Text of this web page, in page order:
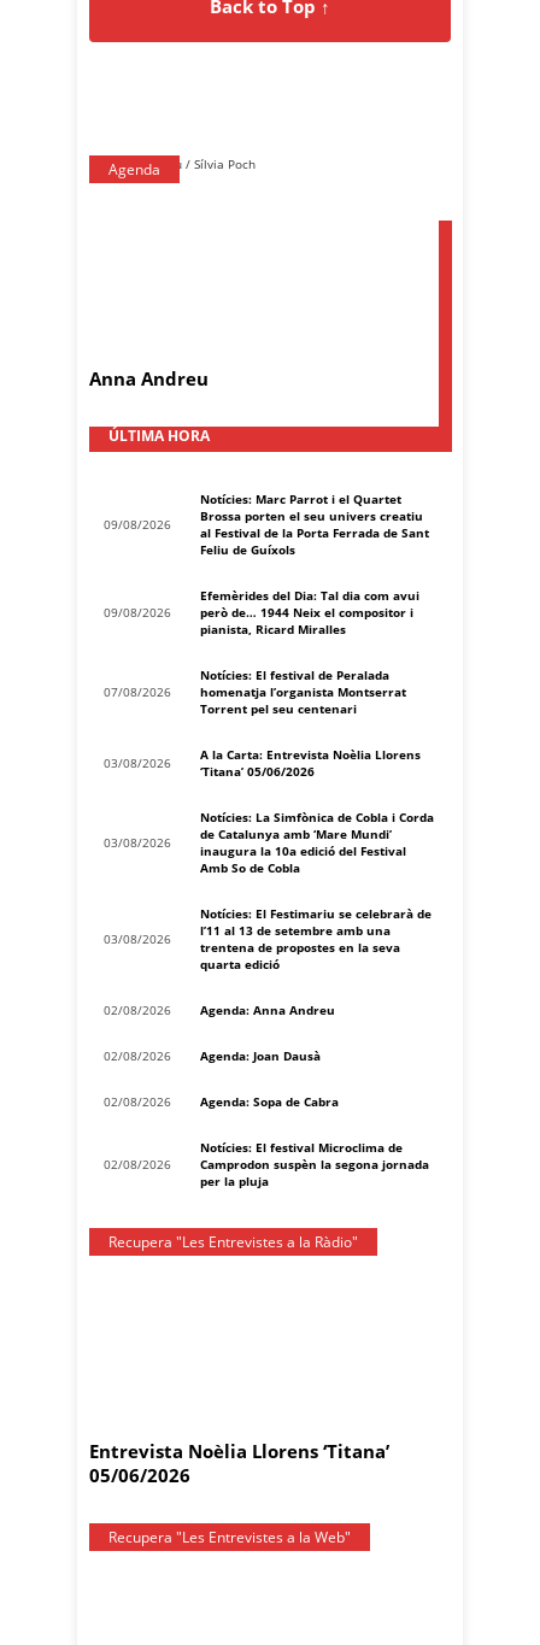
Back to Top ↑
Agenda
Anna Andreu
ÚLTIMA HORA
09/08/2026
Notícies: Marc Parrot i el Quartet
Brossa porten el seu univers creatiu
al Festival de la Porta Ferrada de Sant
Feliu de Guíxols
09/08/2026
Efemèrides del Dia: Tal dia com avui
però de… 1944 Neix el compositor i
pianista, Ricard Miralles
07/08/2026
Notícies: El festival de Peralada
homenatja l’organista Montserrat
Torrent pel seu centenari
03/08/2026
A la Carta: Entrevista Noèlia Llorens
‘Titana’ 05/06/2026
03/08/2026
Notícies: La Simfònica de Cobla i Corda
de Catalunya amb ‘Mare Mundi’
inaugura la 10a edició del Festival
Amb So de Cobla
03/08/2026
Notícies: El Festimariu se celebrarà de
l’11 al 13 de setembre amb una
trentena de propostes en la seva
quarta edició
02/08/2026 Agenda: Anna Andreu
02/08/2026 Agenda: Joan Dausà
02/08/2026 Agenda: Sopa de Cabra
02/08/2026
Notícies: El festival Microclima de
Camprodon suspèn la segona jornada
per la pluja
Recupera "Les Entrevistes a la Ràdio"
Entrevista Noèlia Llorens ‘Titana’
05/06/2026
Recupera "Les Entrevistes a la Web"